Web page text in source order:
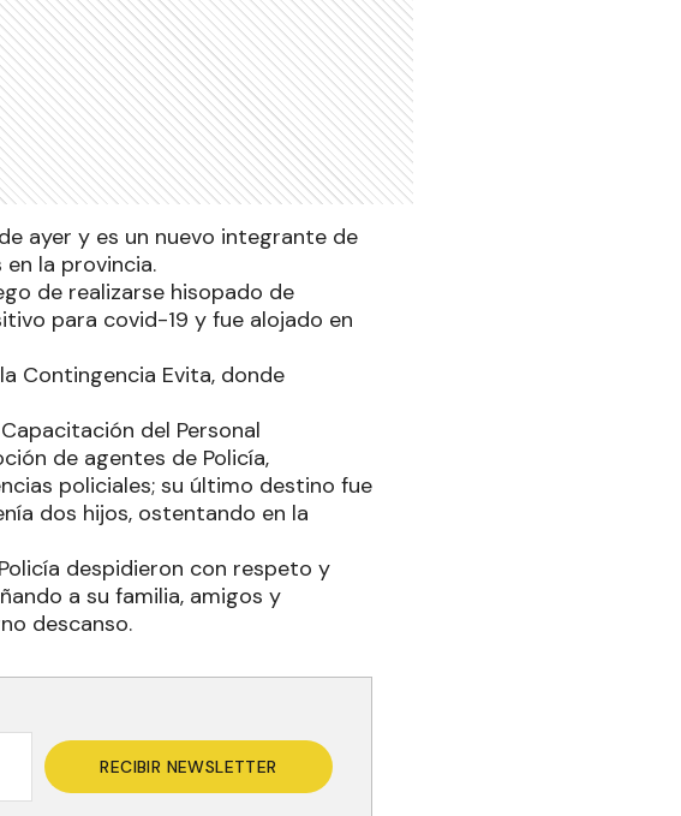
ayer y es un nuevo integrante de
la provincia.
de realizarse hisopado de
para covid-19 y fue alojado en
Contingencia Evita, donde
del Personal
de agentes de Policía,
policiales; su último destino fue
dos hijos, ostentando en la
despidieron con respeto y
a su familia, amigos y
descanso.
RECIBIR NEWSLETTER